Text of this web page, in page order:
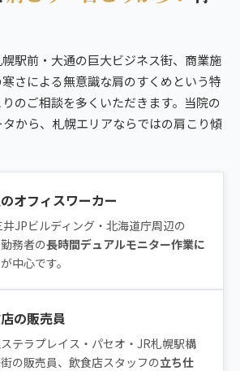
駅前・大通の巨大ビジネス街、商業施
さによる無意識な肩のすくめという特
のご相談を多くいただきます。当院の
から、札幌エリアならではの肩こり傾
オフィスワーカー
JPビルディング・北海道庁周辺の
務者の長時間デュアルモニター作業に
が中心です。
の販売員
テラプレイス・パセオ・JR札幌駅構
の販売員、飲食店スタッフの立ち仕